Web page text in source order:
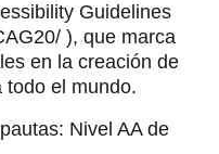
Guidelines
), que marca
en la creación de
todo el mundo.
Nivel AA de